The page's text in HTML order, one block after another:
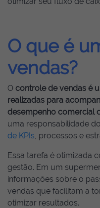
O que é
vendas?
O controle de vendas é
realizadas para
desempenho comercial
uma responsabilidade
de KPIs, processos e
Essa tarefa é otimizada
gestão. Em um
informações sobre o
vendas que facilitam a
otimizar resultados.